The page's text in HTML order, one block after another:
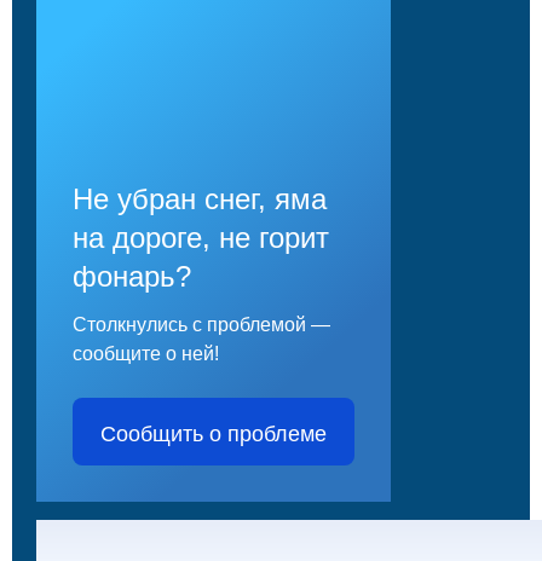
Не убран снег, яма
на дороге, не горит
фонарь?
Столкнулись с проблемой —
сообщите о ней!
Сообщить о проблеме